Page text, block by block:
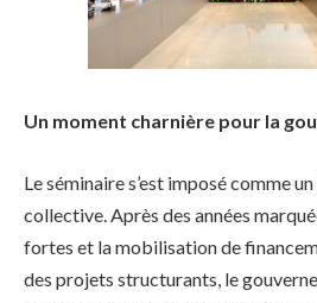
Un moment charnière pour la
Le séminaire s’est imposé comme
collective. Après des années
fortes et la mobilisation de
des projets structurants, le